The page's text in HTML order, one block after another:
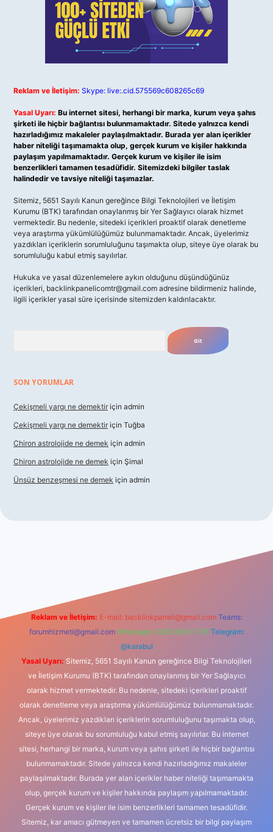
Reklam ve İletişim: Skype: live:.cid.575569c608265c69
Yasal Uyarı: Bu internet sitesi, herhangi bir marka, kurum veya şahıs
şirketi ile hiçbir bağlantısı bulunmamaktadır. Sitede yalnızca kendi
hazırladığımız makaleler paylaşılmaktadır. Burada yer alan içerikler
haber niteliği taşımamakta olup, gerçek kurum ve kişiler hakkında
paylaşım yapılmamaktadır. Gerçek kurum ve kişiler ile isim
benzerlikleri tamamen tesadüfidir. Sitemizdeki bilgiler taslak
halindedir ve tavsiye niteliği taşımazlar.
Sitemiz, 5651 Sayılı Kanun gereğince Bilgi Teknolojileri ve İletişim
Kurumu (BTK) tarafından onaylanmış bir Yer Sağlayıcı olarak hizmet
vermektedir. Bu nedenle, sitedeki içerikleri proaktif olarak denetleme
veya araştırma yükümlülüğümüz bulunmamaktadır. Ancak, üyelerimiz
yazdıkları içeriklerin sorumluluğunu taşımakta olup, siteye üye olarak bu
sorumluluğu kabul etmiş sayılırlar.
Hukuka ve yasal düzenlemelere aykırı olduğunu düşündüğünüz
içerikleri, backlinkpanelicomtr@gmail.com adresine bildirmeniz halinde,
ilgili içerikler yasal süre içerisinde sitemizden kaldırılacaktır.
SON YORUMLAR
Çekişmeli yargı ne demektir için admin
Çekişmeli yargı ne demektir için Tuğba
Chiron astrolojide ne demek için admin
Chiron astrolojide ne demek için Şimal
Ünsüz benzeşmesi ne demek için admin
Reklam ve İletişim: E-mail: backlinkpaneli@gmail.com Teams:
forumhizmeti@gmail.com Whatsapp: 0262 606 0 726 Telegram:
@karabul
Yasal Uyarı: Sitemiz, 5651 Sayılı Kanun gereğince Bilgi Teknolojileri
ve İletişim Kurumu (BTK) tarafından onaylanmış bir Yer Sağlayıcı
olarak hizmet vermektedir. Bu nedenle, sitedeki içerikleri proaktif
olarak denetleme veya araştırma yükümlülüğümüz bulunmamaktadır.
Ancak, üyelerimiz yazdıkları içeriklerin sorumluluğunu taşımakta olup,
siteye üye olarak bu sorumluluğu kabul etmiş sayılırlar. Bu internet
sitesi, herhangi bir marka, kurum veya şahıs şirketi ile hiçbir bağlantısı
bulunmamaktadır. Sitede yalnızca kendi hazırladığımız makaleler
paylaşılmaktadır. Burada yer alan içerikler haber niteliği taşımamakta
olup, gerçek kurum ve kişiler hakkında paylaşım yapılmamaktadır.
Gerçek kurum ve kişiler ile isim benzerlikleri tamamen tesadüfidir.
Sitemiz, kar amacı gütmeyen ve tamamen ücretsiz bir bilgi paylaşım